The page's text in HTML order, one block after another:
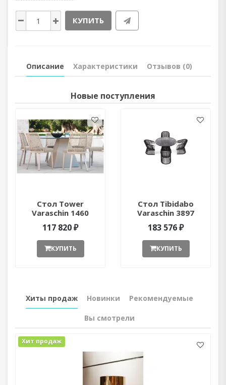
КУПИТЬ
Описание Характеристики Отзывов (0)
Новые поступления
Стол Tower
Varaschin 1460
ant377052
117 820 ₽
КУПИТЬ
Стол Tibidabo
Varaschin 3897
ant377051
183 576 ₽
КУПИТЬ
Хиты продаж Новинки Рекомендуемые
Вы смотрели
Хит продаж